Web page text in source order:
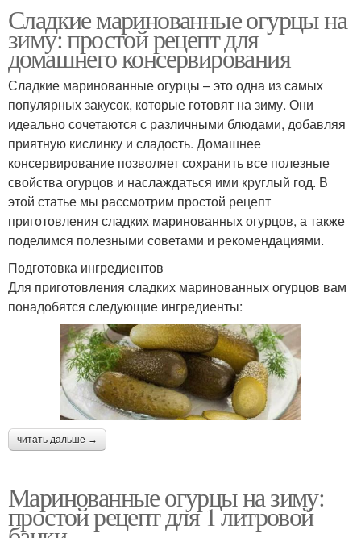
Сладкие маринованные огурцы на
зиму: простой рецепт для
домашнего консервирования
Сладкие маринованные огурцы – это одна из самых
популярных закусок, которые готовят на зиму. Они
идеально сочетаются с различными блюдами, добавляя
приятную кислинку и сладость. Домашнее
консервирование позволяет сохранить все полезные
свойства огурцов и наслаждаться ими круглый год. В
этой статье мы рассмотрим простой рецепт
приготовления сладких маринованных огурцов, а также
поделимся полезными советами и рекомендациями.
Подготовка ингредиентов
Для приготовления сладких маринованных огурцов вам
понадобятся следующие ингредиенты:
читать дальше →
Маринованные огурцы на зиму:
простой рецепт для 1 литровой